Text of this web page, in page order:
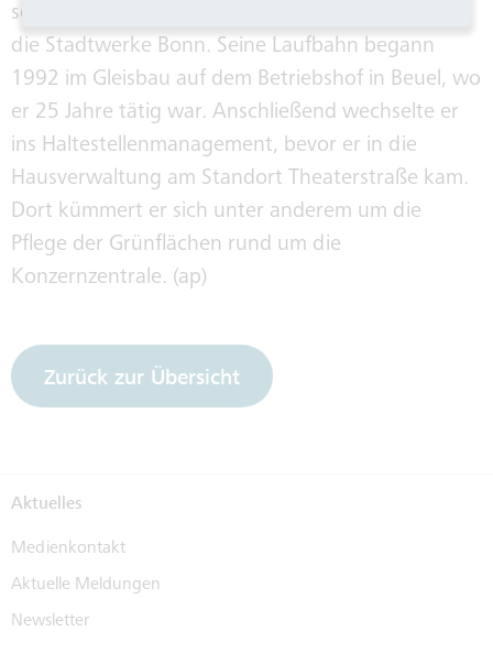
selbstverständlich. Seit 34 Jahren arbeitet er für
die Stadtwerke Bonn. Seine Laufbahn begann
1992 im Gleisbau auf dem Betriebshof in Beuel, wo
er 25 Jahre tätig war. Anschließend wechselte er
ins Haltestellenmanagement, bevor er in die
Hausverwaltung am Standort Theaterstraße kam.
Dort kümmert er sich unter anderem um die
Pflege der Grünflächen rund um die
Konzernzentrale. (ap)
Zurück zur Übersicht
Aktuelles
Medienkontakt
Aktuelle Meldungen
Newsletter